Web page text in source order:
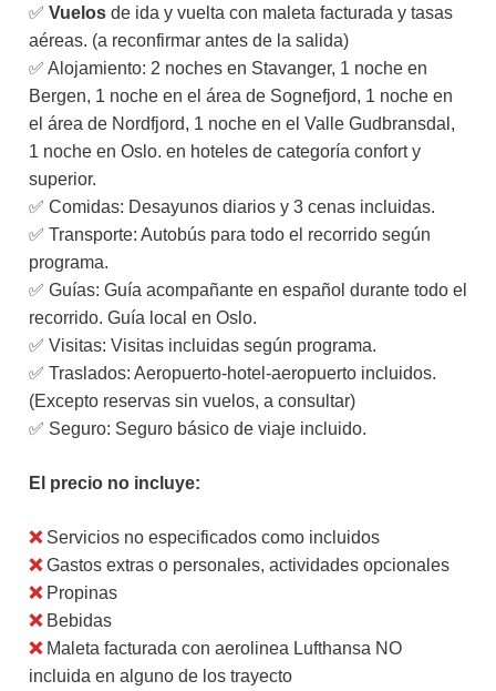
✅ Vuelos de ida y vuelta con maleta facturada y tasas
aéreas. (a reconfirmar antes de la salida)
✅ Alojamiento: 2 noches en Stavanger, 1 noche en
Bergen, 1 noche en el área de Sognefjord, 1 noche en
el área de Nordfjord, 1 noche en el Valle Gudbransdal,
1 noche en Oslo. en hoteles de categoría confort y
superior.
✅ Comidas: Desayunos diarios y 3 cenas incluidas.
✅ Transporte: Autobús para todo el recorrido según
programa.
✅ Guías: Guía acompañante en español durante todo el
recorrido. Guía local en Oslo.
✅ Visitas: Visitas incluidas según programa.
✅ Traslados: Aeropuerto-hotel-aeropuerto incluidos.
(Excepto reservas sin vuelos, a consultar)
✅ Seguro: Seguro básico de viaje incluido.
El precio no incluye:
❌Servicios no especificados como incluidos
❌Gastos extras o personales, actividades opcionales
❌Propinas
❌Bebidas
❌Maleta facturada con aerolinea Lufthansa NO
incluida en alguno de los trayecto